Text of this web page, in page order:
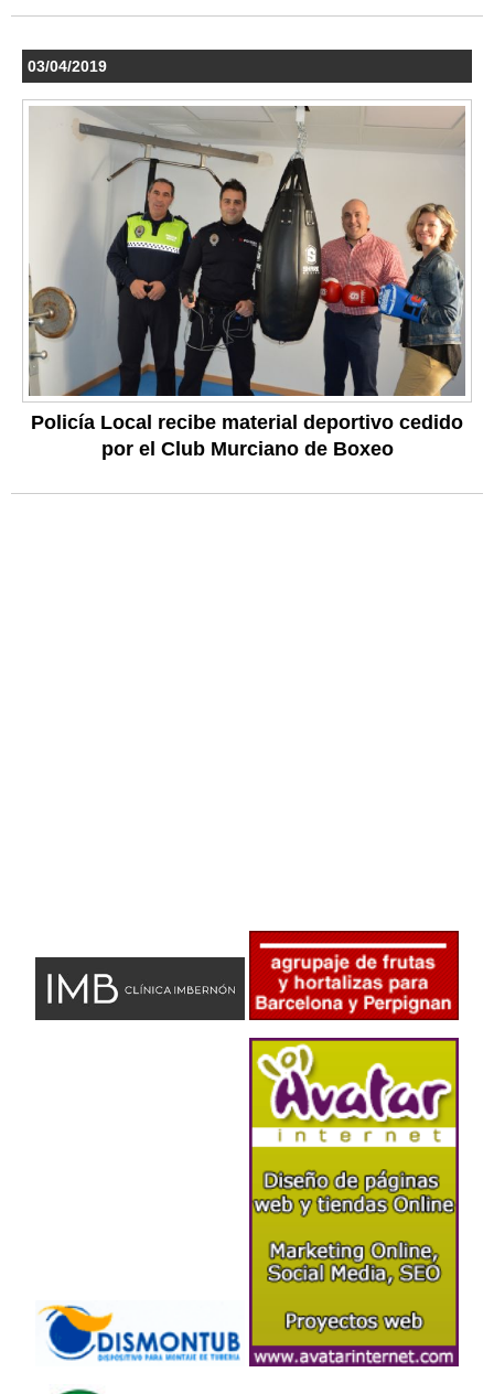
03/04/2019
Policía Local recibe material deportivo cedido
por el Club Murciano de Boxeo